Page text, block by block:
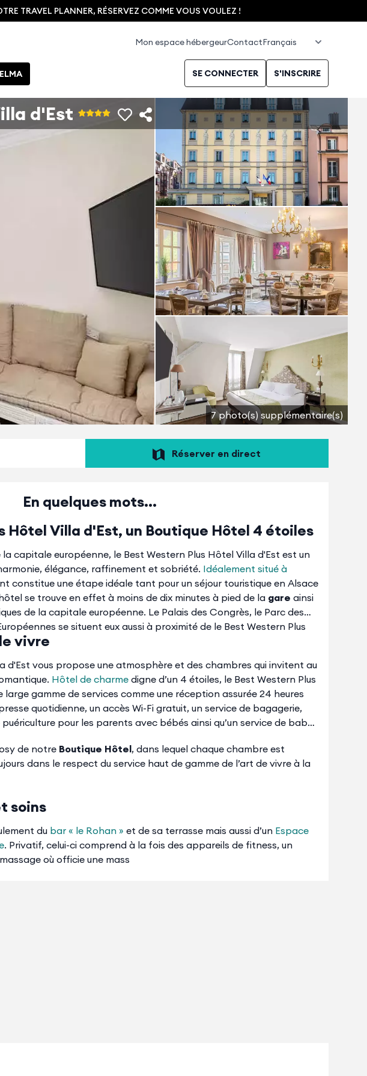
TRAVEL PLANNER, RÉSERVEZ COMME VOUS VOULEZ !
Mon espace hébergeurContact
SE CONNECTER S'INSCRIRE
7 photo(s) supplémentaire(s)
d'Est
Réserver en direct
En quelques mots...
Hôtel Villa d'Est, un Boutique Hôtel 4 étoiles
capitale européenne, le Best Western Plus Hôtel Villa d'Est est un
élégance, raffinement et sobriété. Idéalement situé à
constitue une étape idéale tant pour un séjour touristique en Alsace
se trouve en effet à moins de dix minutes à pied de la gare ainsi
de la capitale européenne. Le Palais des Congrès, le Parc des
se situent eux aussi à proximité de le Best Western Plus
vivre
d'Est vous propose une atmosphère et des chambres qui invitent au
Hôtel de charme digne d’un 4 étoiles, le Best Western Plus
gamme de services comme une réception assurée 24 heures
quotidienne, un accès Wi-Fi gratuit, un service de bagagerie,
pour les parents avec bébés ainsi qu’un service de baby-
de notre Boutique Hôtel, dans lequel chaque chambre est
dans le respect du service haut de gamme de l’art de vivre à la
soins
du bar « le Rohan » et de sa terrasse mais aussi d’un Espace
. Privatif, celui-ci comprend à la fois des appareils de fitness, un
où officie une mass